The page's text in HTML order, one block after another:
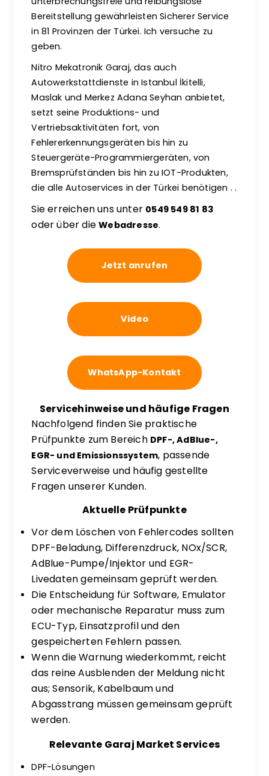
Bereitstellung gewährleisten Sicherer Service
in 81 Provinzen der Türkei. Ich versuche zu
geben.
Nitro Mekatronik Garaj, das auch
Autowerkstattdienste in Istanbul İkitelli,
Maslak und Merkez Adana Seyhan anbietet,
setzt seine Produktions- und
Vertriebsaktivitäten fort, von
Fehlererkennungsgeräten bis hin zu
Steuergeräte-Programmiergeräten, von
Bremsprüfständen bis hin zu IOT-Produkten,
die alle Autoservices in der Türkei benötigen . .
Sie erreichen uns unter 0549 549 81 83
oder über dieWebadresse.
Jetzt anrufen
Video
WhatsApp-Kontakt
Servicehinweise und häufige Fragen
Nachfolgend finden Sie praktische
Prüfpunkte zum Bereich DPF-, AdBlue-,
EGR- und Emissionssystem, passende
Serviceverweise und häufig gestellte
Fragen unserer Kunden.
Aktuelle Prüfpunkte
Vor dem Löschen von Fehlercodes sollten
DPF-Beladung, Differenzdruck, NOx/SCR,
AdBlue-Pumpe/Injektor und EGR-
Livedaten gemeinsam geprüft werden.
Die Entscheidung für Software, Emulator
oder mechanische Reparatur muss zum
ECU-Typ, Einsatzprofil und den
gespeicherten Fehlern passen.
Wenn die Warnung wiederkommt, reicht
das reine Ausblenden der Meldung nicht
aus; Sensorik, Kabelbaum und
Abgasstrang müssen gemeinsam geprüft
werden.
Relevante Garaj Market Services
DPF-Lösungen